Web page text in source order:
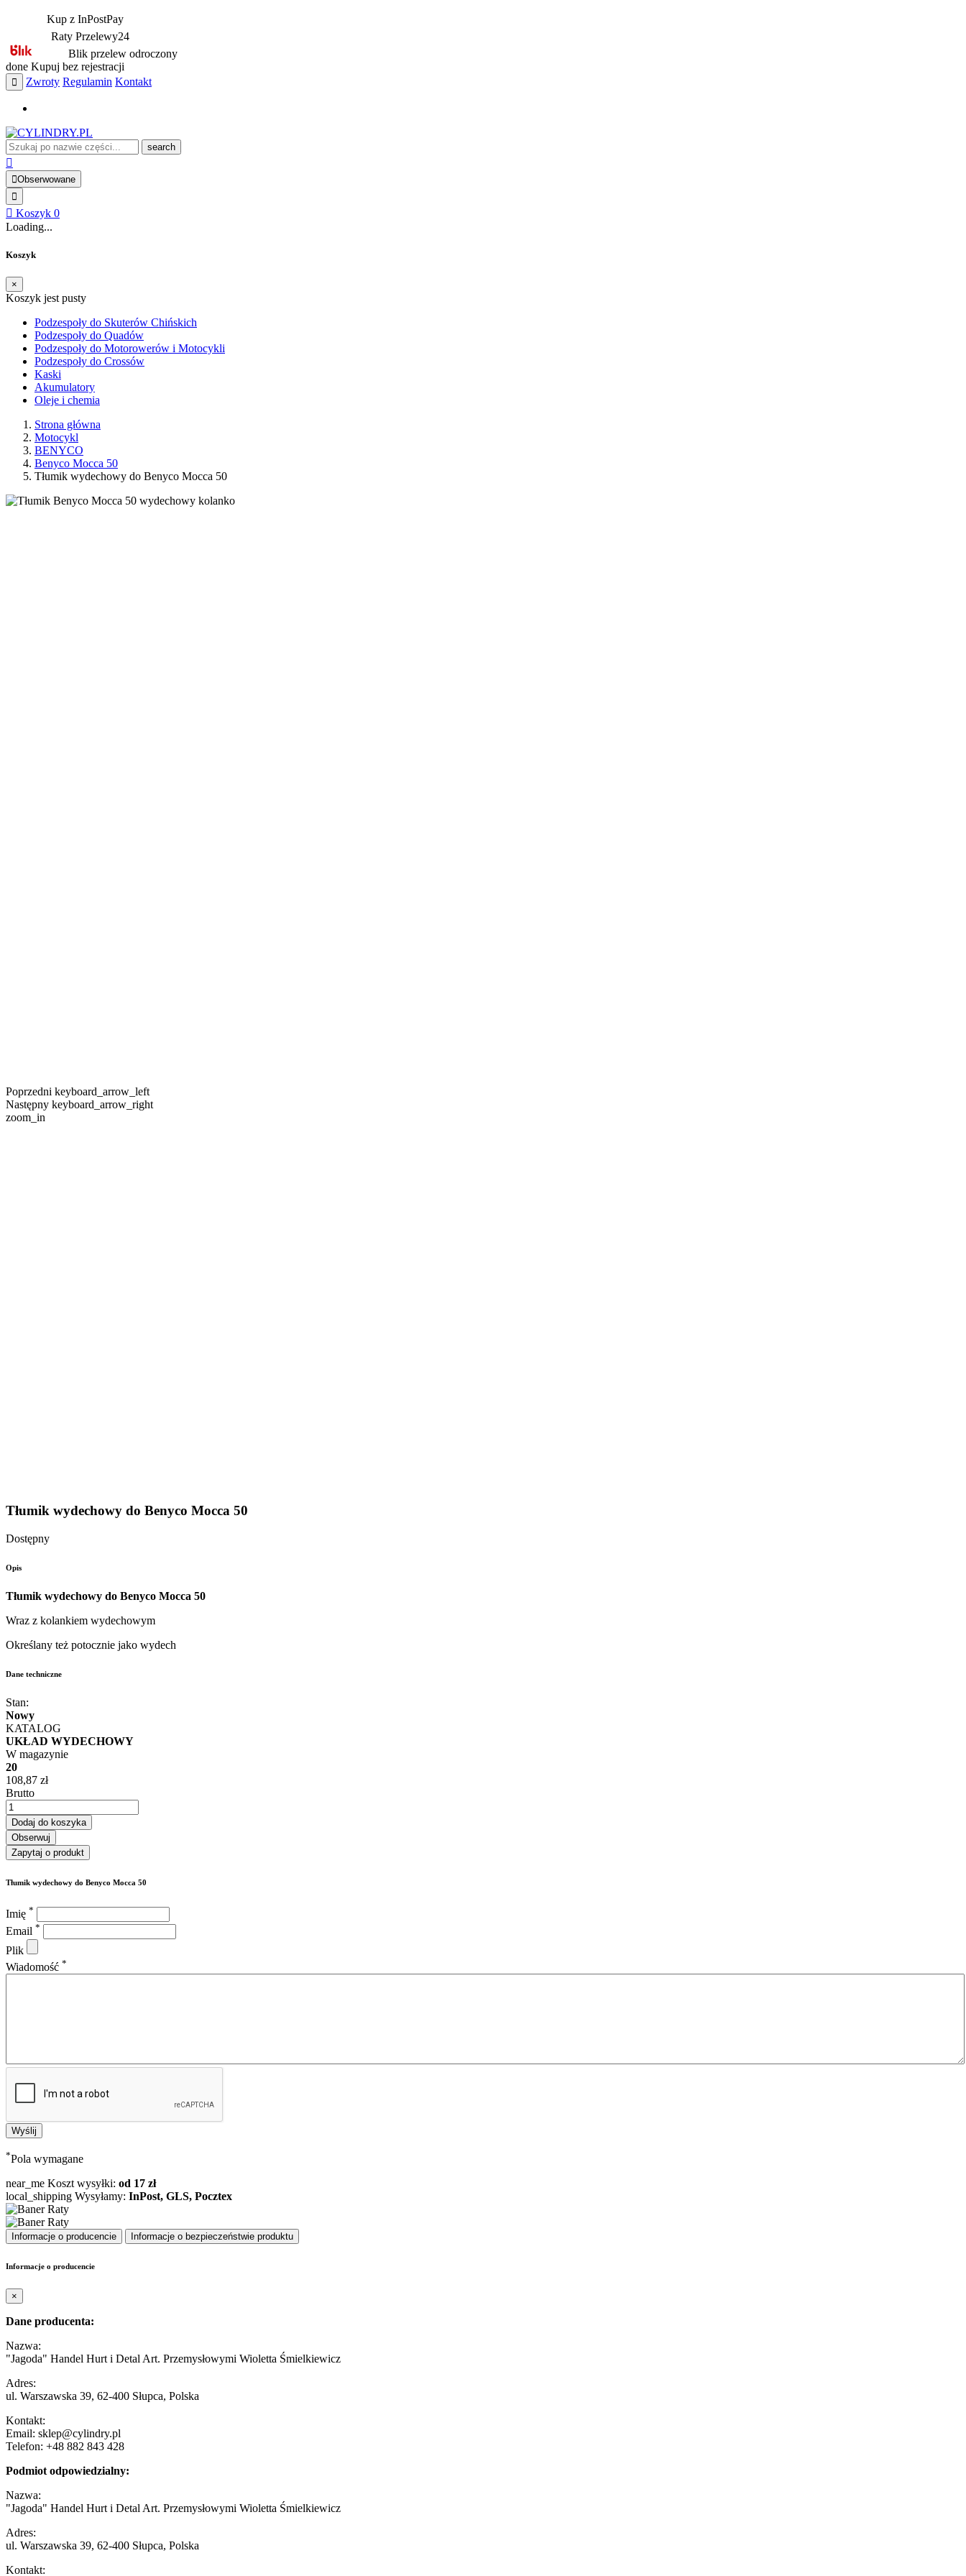
Kup z InPostPay
Raty Przelewy24
Blik przelew odroczony
done Kupuj bez rejestracji
Zwroty Regulamin Kontakt
search
Obserwowane
Koszyk 0
Loading...
Koszyk
×
Koszyk jest pusty
Podzespoły do Skuterów Chińskich
Podzespoły do Quadów
Podzespoły do Motorowerów i Motocykli
Podzespoły do Crossów
Kaski
Akumulatory
Oleje i chemia
Strona główna
Motocykl
BENYCO
Benyco Mocca 50
Tłumik wydechowy do Benyco Mocca 50
Poprzedni keyboard_arrow_left
Następny keyboard_arrow_right
zoom_in
Tłumik wydechowy do Benyco Mocca 50
Dostępny
Opis
Tłumik wydechowy do Benyco Mocca 50
Wraz z kolankiem wydechowym
Określany też potocznie jako wydech
Dane techniczne
Stan:
Nowy
KATALOG
UKŁAD WYDECHOWY
W magazynie
20
108,87 zł
Brutto
Dodaj do koszyka
Obserwuj
Zapytaj o produkt
Tłumik wydechowy do Benyco Mocca 50
Imię *
Email *
Plik
Wiadomość *
*Pola wymagane
near_me Koszt wysyłki: od 17 zł
local_shipping Wysyłamy: InPost, GLS, Pocztex
Informacje o producencie Informacje o bezpieczeństwie produktu
Informacje o producencie
×
Dane producenta:
Nazwa:
"Jagoda" Handel Hurt i Detal Art. Przemysłowymi Wioletta Śmielkiewicz
Adres:
ul. Warszawska 39, 62-400 Słupca, Polska
Kontakt:
Email: sklep@cylindry.pl
Telefon: +48 882 843 428
Podmiot odpowiedzialny:
Nazwa:
"Jagoda" Handel Hurt i Detal Art. Przemysłowymi Wioletta Śmielkiewicz
Adres:
ul. Warszawska 39, 62-400 Słupca, Polska
Kontakt: